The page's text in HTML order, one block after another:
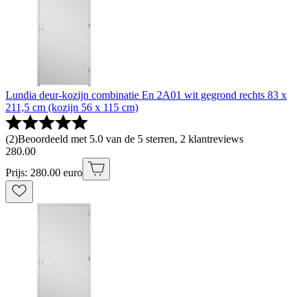
Lundia deur-kozijn combinatie En 2A01 wit gegrond rechts 83 x
211,5 cm (kozijn 56 x 115 cm)
(2)Beoordeeld met 5.0 van de 5 sterren, 2 klantreviews
280.00
Prijs: 280.00 euro